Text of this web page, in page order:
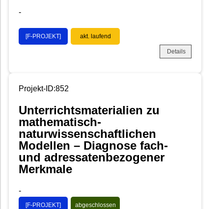
-
[F-PROJEKT] akt. laufend
Details
Projekt-ID:852
Unterrichtsmaterialien zu
mathematisch-
naturwissenschaftlichen
Modellen – Diagnose fach-
und adressatenbezogener
Merkmale
-
[F-PROJEKT] abgeschlossen